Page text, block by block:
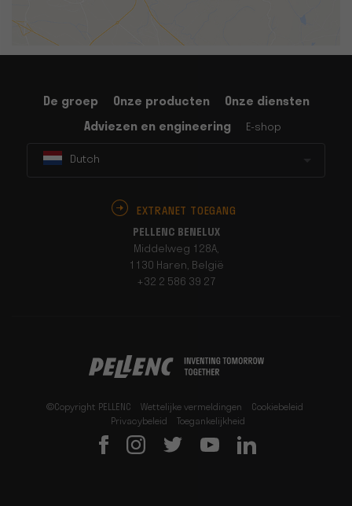
De groep Onze producten
Onze diensten
Adviezen en engineering
E-shop
Dutch
EXTRANET TOEGANG
PELLENC BENELUX
Middelweg 128A,
1130 Haren, België
+32 2 586 39 27
©Copyright PELLENC Wettelijke vermeldingen
Cookiebeleid
Privacybeleid
Toegankelijkheid